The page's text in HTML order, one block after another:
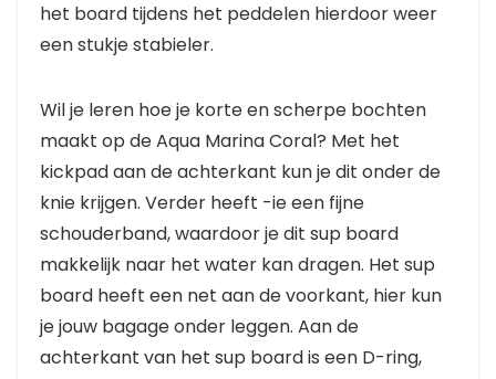
het board tijdens het peddelen hierdoor weer
een stukje stabieler.
Wil je leren hoe je korte en scherpe bochten
maakt op de Aqua Marina Coral? Met het
kickpad aan de achterkant kun je dit onder de
knie krijgen. Verder heeft -ie een fijne
schouderband, waardoor je dit sup board
makkelijk naar het water kan dragen. Het sup
board heeft een net aan de voorkant, hier kun
je jouw bagage onder leggen. Aan de
achterkant van het sup board is een D-ring,